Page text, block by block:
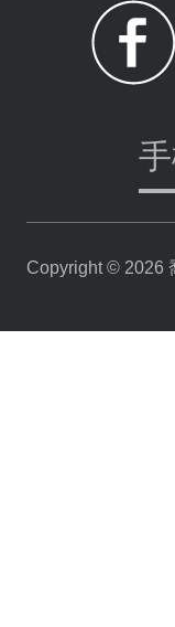
Copyright © 2026